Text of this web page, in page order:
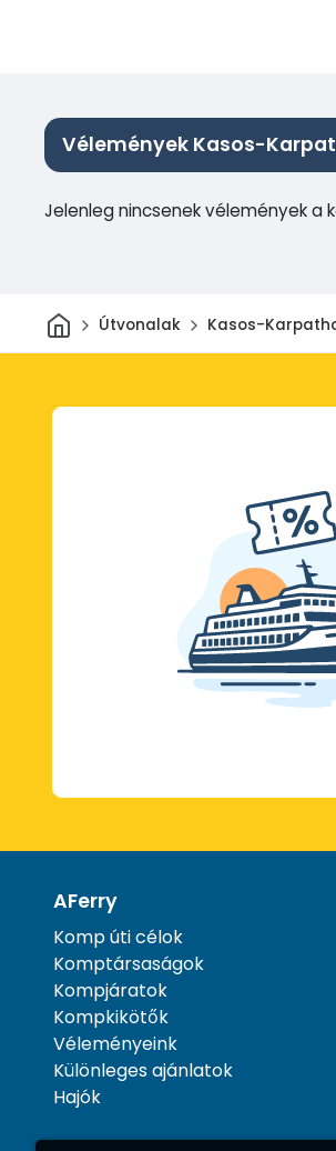
Vélemények Kasos-
Jelenleg nincsenek vélemények a
Otthon
Útvonalak Kasos-
AFerry
Komp úti célok
Komptársaságok
Kompjáratok
Kompkikötők
Véleményeink
Különleges ajánlatok
Hajók